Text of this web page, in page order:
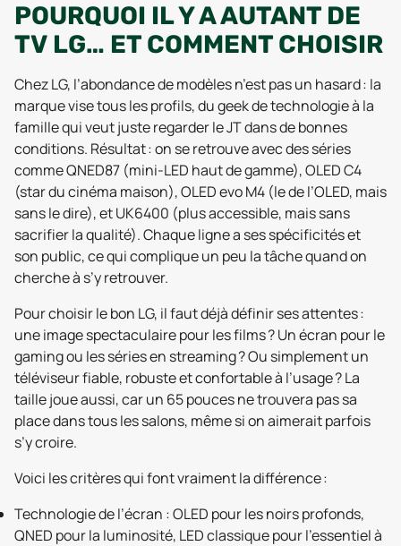
POURQUOI IL Y A AUTANT DE
TV LG… ET COMMENT CHOISIR
Chez LG, l’abondance de modèles n’est pas un hasard : la
marque vise tous les profils, du geek de technologie à la
famille qui veut juste regarder le JT dans de bonnes
conditions. Résultat : on se retrouve avec des séries
comme QNED87 (mini-LED haut de gamme), OLED C4
(star du cinéma maison), OLED evo M4 (le de l’OLED, mais
sans le dire), et UK6400 (plus accessible, mais sans
sacrifier la qualité). Chaque ligne a ses spécificités et
son public, ce qui complique un peu la tâche quand on
cherche à s’y retrouver.
Pour choisir le bon LG, il faut déjà définir ses attentes :
une image spectaculaire pour les films ? Un écran pour le
gaming ou les séries en streaming ? Ou simplement un
téléviseur fiable, robuste et confortable à l’usage ? La
taille joue aussi, car un 65 pouces ne trouvera pas sa
place dans tous les salons, même si on aimerait parfois
s’y croire.
Voici les critères qui font vraiment la différence :
Technologie de l’écran : OLED pour les noirs profonds,
QNED pour la luminosité, LED classique pour l’essentiel à